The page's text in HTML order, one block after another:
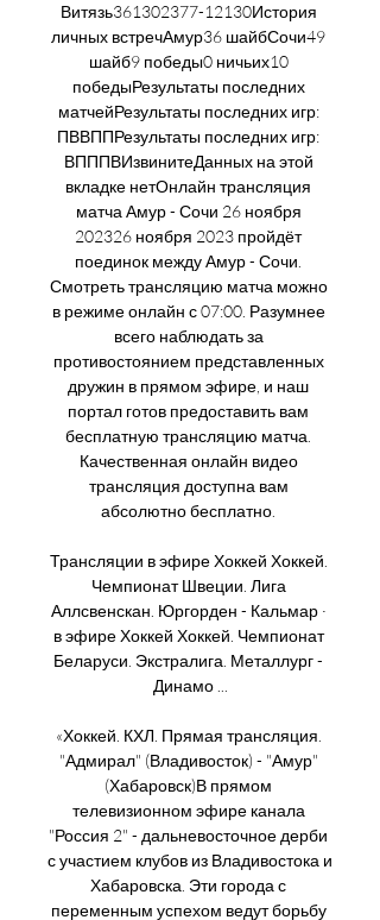
Витязь361302377-12130История
личных встречАмур36 шайбСочи49
шайб9 победы0 ничьих10
победыРезультаты последних
матчейРезультаты последних игр:
ПВВППРезультаты последних игр:
ВПППВИзвинитеДанных на этой
вкладке нетОнлайн трансляция
матча Амур - Сочи 26 ноября
202326 ноября 2023 пройдёт
поединок между Амур - Сочи.
Смотреть трансляцию матча можно
в режиме онлайн с 07:00. Разумнее
всего наблюдать за
противостоянием представленных
дружин в прямом эфире, и наш
портал готов предоставить вам
бесплатную трансляцию матча.
Качественная онлайн видео
трансляция доступна вам
абсолютно бесплатно.
Трансляции в эфире Хоккей Хоккей.
Чемпионат Швеции. Лига
Аллсвенскан. Юргорден - Кальмар ·
в эфире Хоккей Хоккей. Чемпионат
Беларуси. Экстралига. Металлург -
Динамо ...
«Хоккей. КХЛ. Прямая трансляция.
"Адмирал" (Владивосток) - "Амур"
(Хабаровск)В прямом
телевизионном эфире канала
"Россия 2" - дальневосточное дерби
с участием клубов из Владивостока и
Хабаровска. Эти города с
переменным успехом ведут борьбу